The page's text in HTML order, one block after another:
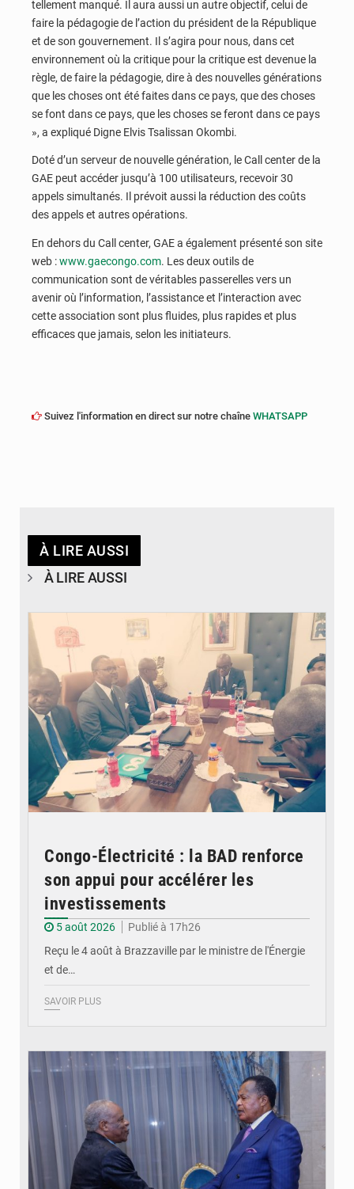
tellement manqué. Il aura aussi un autre objectif, celui de
faire la pédagogie de l’action du président de la République
et de son gouvernement. Il s’agira pour nous, dans cet
environnement où la critique pour la critique est devenue la
règle, de faire la pédagogie, dire à des nouvelles générations
que les choses ont été faites dans ce pays, que des choses
se font dans ce pays, que les choses se feront dans ce pays
», a expliqué Digne Elvis Tsalissan Okombi.
Doté d’un serveur de nouvelle génération, le Call center de la
GAE peut accéder jusqu’à 100 utilisateurs, recevoir 30
appels simultanés. Il prévoit aussi la réduction des coûts
des appels et autres opérations.
En dehors du Call center, GAE a également présenté son site
web :www.gaecongo.com. Les deux outils de
communication sont de véritables passerelles vers un
avenir où l’information, l’assistance et l’interaction avec
cette association sont plus fluides, plus rapides et plus
efficaces que jamais, selon les initiateurs.
Suivez l'information en direct sur notre chaîne WHATSAPP
À LIRE AUSSI
À LIRE AUSSI
Congo-Électricité : la BAD renforce
son appui pour accélérer les
investissements
5 août 2026
Publié à 17h26
Reçu le 4 août à Brazzaville par le ministre de l'Énergie
et de…
SAVOIR PLUS